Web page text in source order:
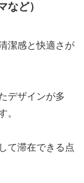
など）
潔感と快適さが
デザインが多
。
て滞在できる点